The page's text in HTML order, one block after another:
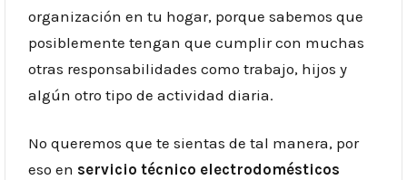
organización en tu hogar, porque sabemos que
posiblemente tengan que cumplir con muchas
otras responsabilidades como trabajo, hijos y
algún otro tipo de actividad diaria.
No queremos que te sientas de tal manera, por
eso en servicio técnico electrodomésticos